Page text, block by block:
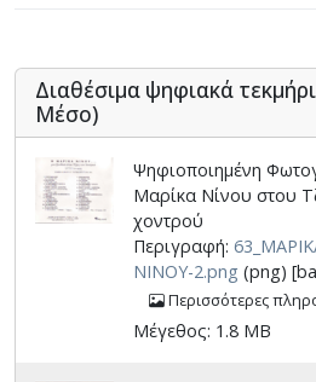
Διαθέσιμα ψηφιακά
Μέσο)
Ψηφιοποιημένη
Μαρίκα Νίνου στου
χοντρού
Περιγραφή:
ΝΙΝΟΥ-2.png (png)
Περισσότερες
Μέγεθος: 1.8 MB